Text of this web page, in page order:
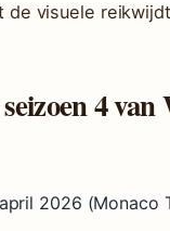
de visuele
4
2026 (Monaco